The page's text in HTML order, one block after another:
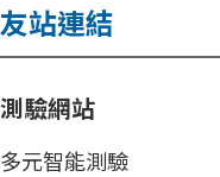
友站連結
測驗網站
多元智能測驗